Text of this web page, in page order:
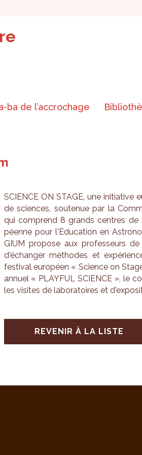
ba de l’accrochage
SCIENCE ON STAGE, une ini­tia­tive
de sciences, sou­te­nue par la
qui com­prend 8 grands centres
péenne pour l'Edu­ca­tion en
GIUM pro­pose aux pro­fes­seurs
d'échan­ger méthodes et
fes­ti­val euro­péen « Science on
annuel « PLAY­FUL SCIENCE », le
les visites de labo­ra­toires et
REVENIR À LA LISTE